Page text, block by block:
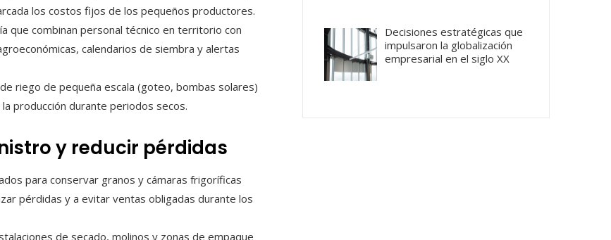
los costos fijos de los pequeños productores.
que combinan personal técnico en territorio con
calendarios de siembra y alertas
riego de pequeña escala (goteo, bombas solares)
producción durante periodos secos.
y reducir pérdidas
para conservar granos y cámaras frigoríficas
pérdidas y a evitar ventas obligadas durante los
de secado, molinos y zonas de empaque
Decisiones estratégicas que
impulsaron la globalización
empresarial en el siglo XX